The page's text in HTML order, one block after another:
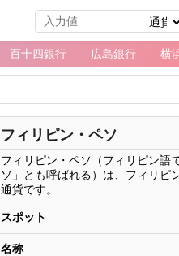
百十四銀行 広島銀行 横
フィリピン・ペソ
フィリピン・ペソ（フィリピン語
ソ」とも呼ばれる）は、フィリピ
通貨です。
スポット
名称